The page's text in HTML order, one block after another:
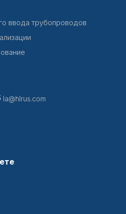
ввода трубопроводов
la@hlrus.com